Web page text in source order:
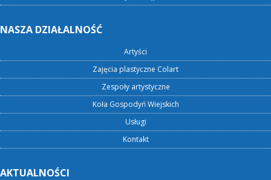
NASZA DZIAŁALNOŚĆ
Artyści
Zajęcia plastyczne Colart
Zespoły artystyczne
Koła Gospodyń Wiejskich
Usługi
Kontakt
AKTUALNOŚCI